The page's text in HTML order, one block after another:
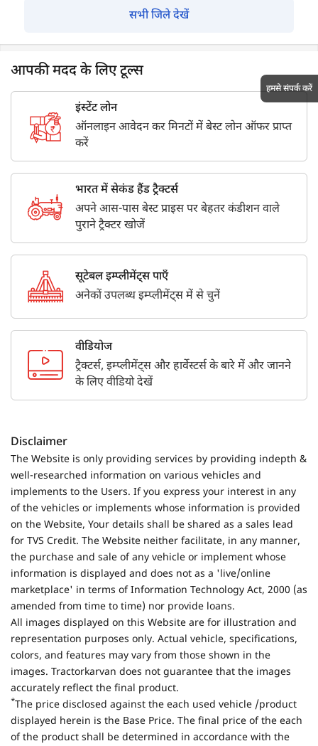
सभी जिले देखें
आपकी मदद के लिए टूल्स
इंस्टेंट लोन
ऑनलाइन आवेदन कर मिनटों में बेस्ट लोन ऑफर प्राप्त
करें
भारत में सेकंड हैंड ट्रैक्टर्स
अपने आस-पास बेस्ट प्राइस पर बेहतर कंडीशन वाले
पुराने ट्रैक्टर खोजें
सूटेबल इम्प्लीमेंट्स पाएँ
अनेकों उपलब्ध इम्प्लीमेंट्स में से चुनें
वीडियोज
ट्रैक्टर्स, इम्प्लीमेंट्स और हार्वेस्टर्स के बारे में और जानने
के लिए वीडियो देखें
Disclaimer
The Website is only providing services by providing indepth &
well-researched information on various vehicles and
implements to the Users. If you express your interest in any
of the vehicles or implements whose information is provided
on the Website, Your details shall be shared as a sales lead
for TVS Credit. The Website neither facilitate, in any manner,
the purchase and sale of any vehicle or implement whose
information is displayed and does not as a 'live/online
marketplace' in terms of Information Technology Act, 2000 (as
amended from time to time) nor provide loans.
All images displayed on this Website are for illustration and
representation purposes only. Actual vehicle, specifications,
colors, and features may vary from those shown in the
images. Tractorkarvan does not guarantee that the images
accurately reflect the final product.
*The price disclosed against the each used vehicle /product
displayed herein is the Base Price. The final price of the each
of the product shall be determined in accordance with the
हमसे संपर्क करें